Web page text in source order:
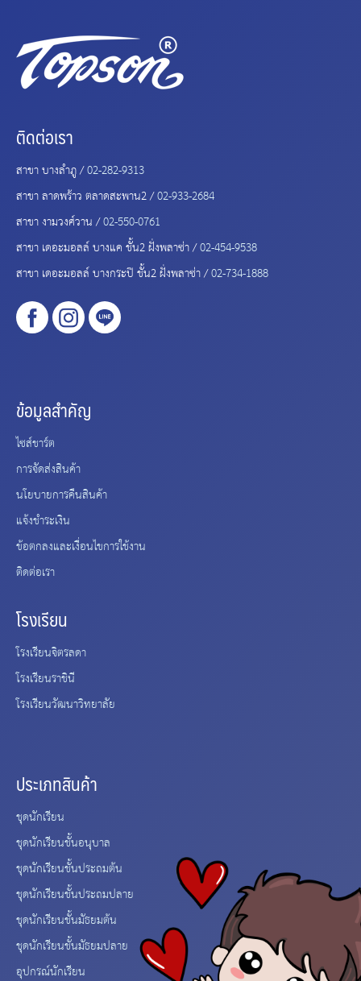
ติดต่อเรา
สาขา บางลำภู /02-282-9313
สาขา ลาดพร้าว ตลาดสะพาน2 /02-933-2684
สาขา งามวงศ์วาน /02-550-0761
สาขา เดอะมอลล์ บางแค ชั้น2 ฝั่งพลาซ่า /02-454-9538
สาขา เดอะมอลล์ บางกระปิ ชั้น2 ฝั่งพลาซ่า /02-734-1888
ข้อมูลสำคัญ
ไซส์ชาร์ต
การจัดส่งสินค้า
นโยบายการคืนสินค้า
แจ้งชำระเงิน
ข้อตกลงและเงื่อนไขการใช้งาน
ติดต่อเรา
โรงเรียน
โรงเรียนจิตรลดา
โรงเรียนราชินี
โรงเรียนวัฒนาวิทยาลัย
ประเภทสินค้า
ชุดนักเรียน
ชุดนักเรียนชั้นอนุบาล
ชุดนักเรียนชั้นประถมต้น
ชุดนักเรียนชั้นประถมปลาย
ชุดนักเรียนชั้นมัธยมต้น
ชุดนักเรียนชั้นมัธยมปลาย
อุปกรณ์นักเรียน